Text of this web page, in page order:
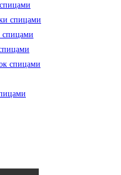
спицами
спицами
спицами